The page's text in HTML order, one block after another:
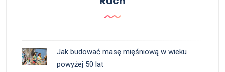
Jak budować masę mięśniową w wieku
powyżej 50 lat